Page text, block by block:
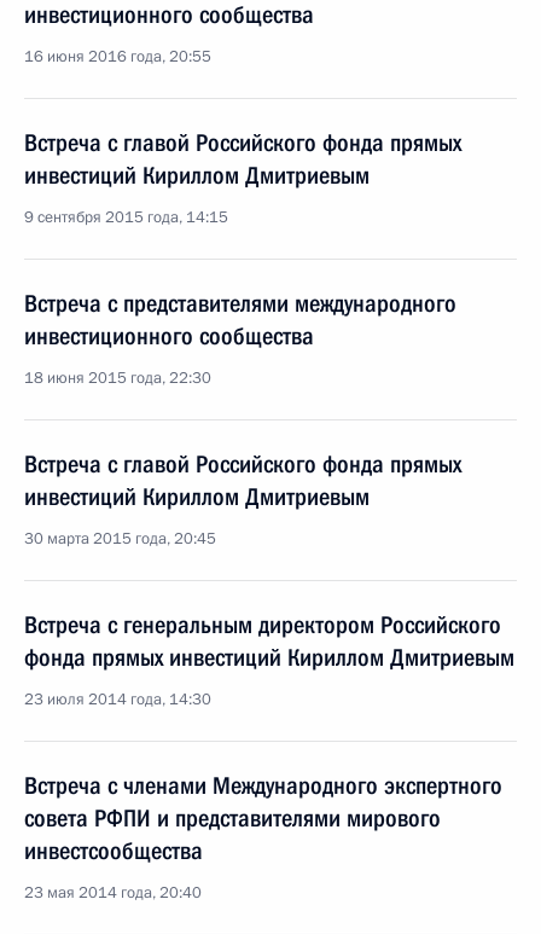
инвестиционного сообщества
16 июня 2016 года, 20:55
Встреча с главой Российского фонда прямых
инвестиций Кириллом Дмитриевым
9 сентября 2015 года, 14:15
Встреча с представителями международного
инвестиционного сообщества
18 июня 2015 года, 22:30
Встреча с главой Российского фонда прямых
инвестиций Кириллом Дмитриевым
30 марта 2015 года, 20:45
Встреча с генеральным директором Российского
фонда прямых инвестиций Кириллом Дмитриевым
23 июля 2014 года, 14:30
Встреча с членами Международного экспертного
совета РФПИ и представителями мирового
инвестсообщества
23 мая 2014 года, 20:40